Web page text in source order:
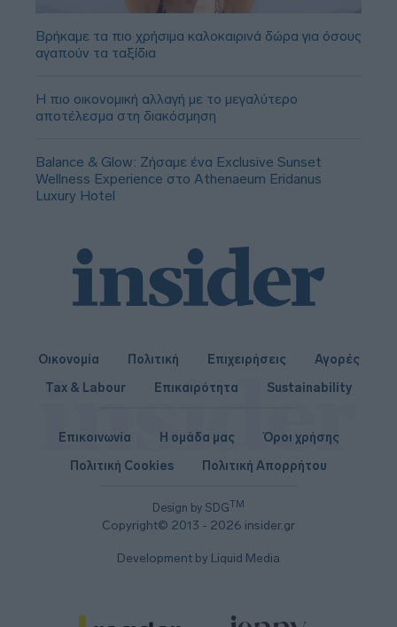
Βρήκαμε τα πιο χρήσιμα καλοκαιρινά δώρα για όσους
αγαπούν τα ταξίδια
Η πιο οικονομική αλλαγή με το μεγαλύτερο
αποτέλεσμα στη διακόσμηση
Balance & Glow: Ζήσαμε ένα Exclusive Sunset
Wellness Experience στο Athenaeum Eridanus
Luxury Hotel
Οικονομία Πολιτική Επιχειρήσεις
Αγορές
Tax & Labour
Επικαιρότητα Sustainability
Design by SDGTM
Copyright© 2013 - 2026 insider.gr
Επικοινωνία Η ομάδα μας
Όροι χρήσης
Πολιτική Cookies
Πολιτική Απορρήτου
Development by Liquid Media